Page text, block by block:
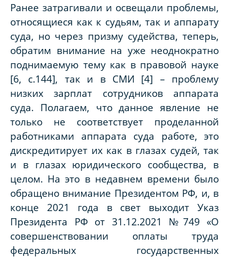
Ранее затрагивали и освещали проблемы,
относящиеся как к судьям, так и аппарату
суда, но через призму судейства, теперь,
обратим внимание на уже неоднократно
поднимаемую тему как в правовой науке
[6, с.144], так и в СМИ [4] – проблему
низких зарплат сотрудников аппарата
суда. Полагаем, что данное явление не
только не соответствует проделанной
работниками аппарата суда работе, это
дискредитирует их как в глазах судей, так
и в глазах юридического сообщества, в
целом. На это в недавнем времени было
обращено внимание Президентом РФ, и, в
конце 2021 года в свет выходит Указ
Президента РФ от 31.12.2021 №749 «О
совершенствовании оплаты труда
федеральных государственных